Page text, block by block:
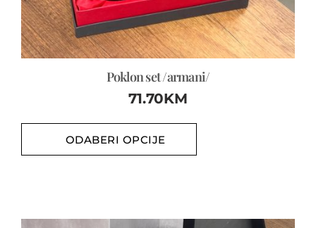
Poklon set /armani/
71.70KM
ODABERI OPCIJE